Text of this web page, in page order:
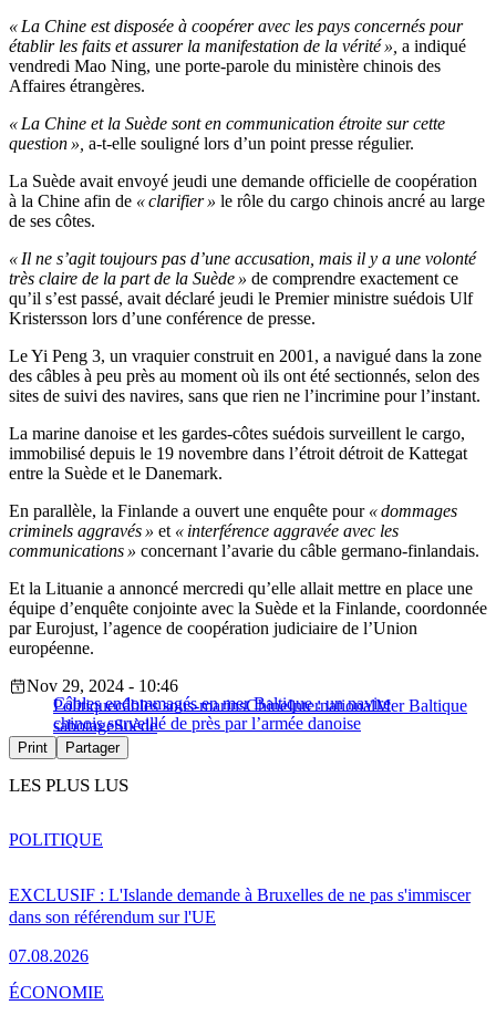
« La Chine est disposée à coopérer avec les pays concernés pour
établir les faits et assurer la manifestation de la vérité », a indiqué
vendredi Mao Ning, une porte-parole du ministère chinois des
Affaires étrangères.
« La Chine et la Suède sont en communication étroite sur cette
question », a-t-elle souligné lors d’un point presse régulier.
La Suède avait envoyé jeudi une demande officielle de coopération
à la Chine afin de « clarifier » le rôle du cargo chinois ancré au large
de ses côtes.
« Il ne s’agit toujours pas d’une accusation, mais il y a une volonté
très claire de la part de la Suède » de comprendre exactement ce
qu’il s’est passé, avait déclaré jeudi le Premier ministre suédois Ulf
Kristersson lors d’une conférence de presse.
Le Yi Peng 3, un vraquier construit en 2001, a navigué dans la zone
des câbles à peu près au moment où ils ont été sectionnés, selon des
sites de suivi des navires, sans que rien ne l’incrimine pour l’instant.
La marine danoise et les gardes-côtes suédois surveillent le cargo,
immobilisé depuis le 19 novembre dans l’étroit détroit de Kattegat
entre la Suède et le Danemark.
En parallèle, la Finlande a ouvert une enquête pour « dommages
criminels aggravés » et « interférence aggravée avec les
communications » concernant l’avarie du câble germano-finlandais.
Et la Lituanie a annoncé mercredi qu’elle allait mettre en place une
équipe d’enquête conjointe avec la Suède et la Finlande, coordonnée
par Eurojust, l’agence de coopération judiciaire de l’Union
européenne.
Câbles endommagés en mer Baltique : un navire
chinois surveillé de près par l’armée danoise
Nov 29, 2024 - 10:46
Politiquecâbles sous-marinsChineInternationalMer Baltique
sabotageSuède
Print Partager
LES PLUS LUS
EXCLUSIF : L'Islande demande à Bruxelles de ne pas s'immiscer
dans son référendum sur l'UE
07.08.2026
POLITIQUE
ÉCONOMIE